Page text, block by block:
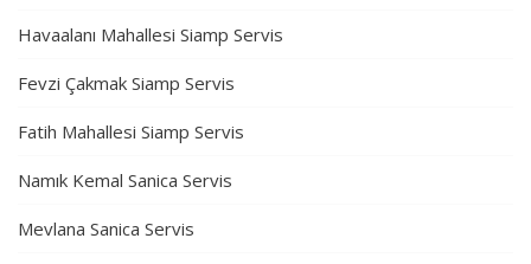
Havaalanı Mahallesi Siamp Servis
Fevzi Çakmak Siamp Servis
Fatih Mahallesi Siamp Servis
Namık Kemal Sanica Servis
Mevlana Sanica Servis